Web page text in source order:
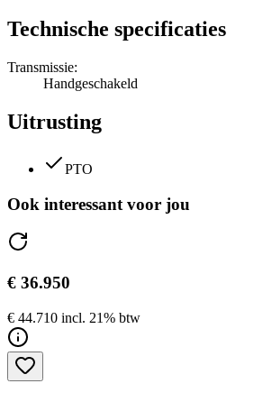
Technische specificaties
Transmissie:
Handgeschakeld
Uitrusting
PTO
Ook interessant voor jou
€ 36.950
€ 44.710 incl. 21% btw